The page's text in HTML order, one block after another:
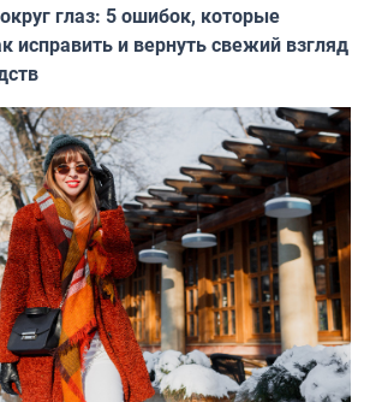
глаз: 5 ошибок, которые
исправить и вернуть свежий взгляд